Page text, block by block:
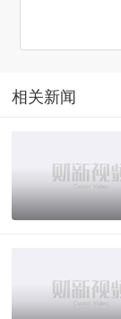
相关新闻